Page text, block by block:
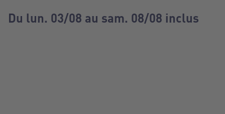
Du lun. 03/08 au sam. 08/08 inclus